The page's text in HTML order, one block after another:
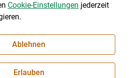
Cookie-Einstellungen jederzeit
Ablehnen
Erlauben